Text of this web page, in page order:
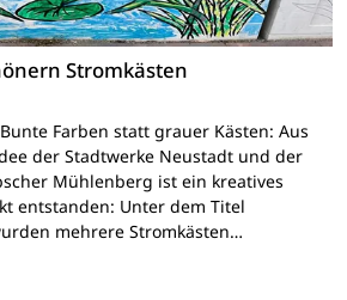
Stromkästen
Farben statt grauer Kästen: Aus
der Stadtwerke Neustadt und der
Mühlenberg ist ein kreatives
entstanden: Unter dem Titel
mehrere Stromkästen…